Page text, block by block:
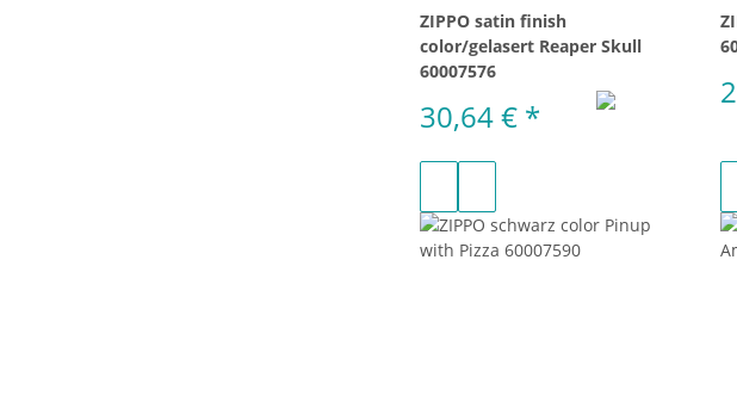
ZIPPO satin finish
color/gelasert Reaper Skull
60007576
30,64 € *